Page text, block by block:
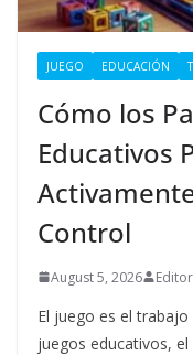
JUEGO EDUCACIÓN
Cómo los
Educativos
Control
August 5, 2026
El juego es el
juegos educativos,